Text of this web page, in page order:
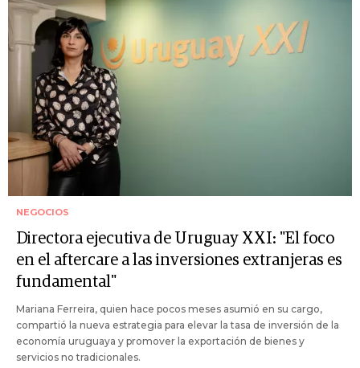
NEGOCIOS
Directora ejecutiva de Uruguay XXI: "El foco
en el aftercare a las inversiones extranjeras es
fundamental"
Mariana Ferreira, quien hace pocos meses asumió en su cargo,
compartió la nueva estrategia para elevar la tasa de inversión de la
economía uruguaya y promover la exportación de bienes y
servicios no tradicionales.